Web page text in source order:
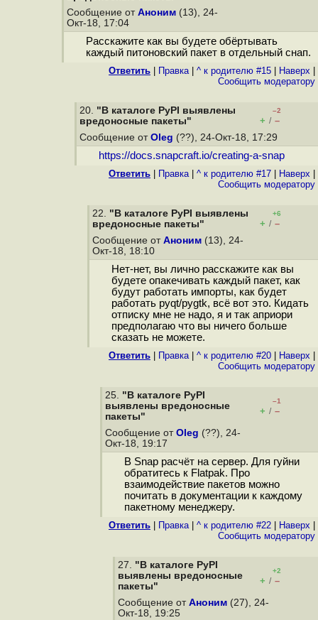
Сообщение от Аноним (13), 24-
Окт-18, 17:04
Расскажите как вы будете обёртывать
каждый питоновский пакет в отдельный снап.
Ответить Правка| ^ к родителю #15 Наверх
Cообщить модератору
20. "В каталоге PyPI выявлены
вредоносные пакеты"
–2
+ / –
Сообщение от Oleg (??), 24-Окт-18, 17:29
https://docs.snapcraft.io/creating-a-snap
Ответить Правка| ^ к родителю #17 Наверх
Cообщить модератору
22. "В каталоге PyPI выявлены
вредоносные пакеты"
+6
+ / –
Сообщение от Аноним (13), 24-
Окт-18, 18:10
Нет-нет, вы лично расскажите как вы
будете опакечивать каждый пакет, как
будут работать импорты, как будет
работать pyqt/pygtk, всё вот это. Кидать
отписку мне не надо, я и так априори
предполагаю что вы ничего больше
сказать не можете.
Ответить Правка| ^ к родителю #20 Наверх
Cообщить модератору
25. "В каталоге PyPI
выявлены вредоносные
пакеты"
–1
+ / –
Сообщение от Oleg (??), 24-
Окт-18, 19:17
В Snap расчёт на сервер. Для гуйни
обратитесь к Flatpak. Про
взаимодействие пакетов можно
почитать в документации к каждому
пакетному менеджеру.
Ответить Правка| ^ к родителю #22 Наверх
Cообщить модератору
27. "В каталоге PyPI
выявлены вредоносные
пакеты"
+2
+ / –
Сообщение от Аноним (27), 24-
Окт-18, 19:25